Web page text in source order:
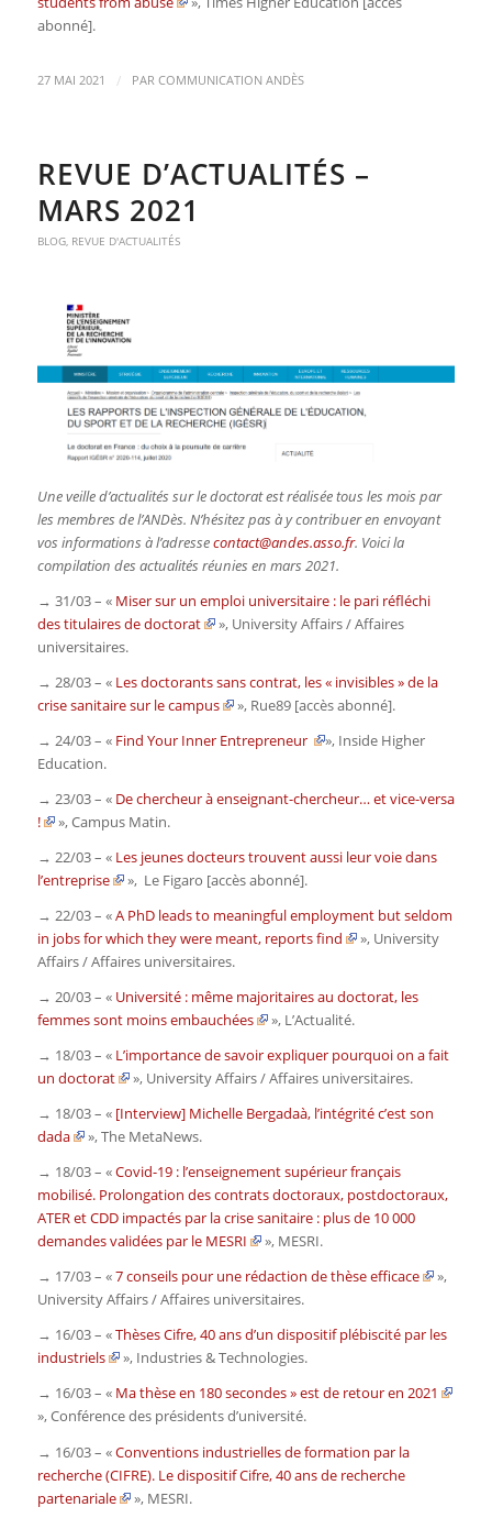
abonné].
27 MAI 2021 / PAR COMMUNICATION ANDÈS
REVUE D’ACTUALITÉS –
MARS 2021
BLOG, REVUE D'ACTUALITÉS
Une veille d’actualités sur le doctorat est réalisée tous les mois par
les membres de l’ANDès. N’hésitez pas à y contribuer en envoyant
vos informations à l’adressecontact@andes.asso.fr. Voici la
compilation des actualités réunies en mars 2021.
→ 31/03 – « Miser sur un emploi universitaire : le pari réfléchi
des titulaires de doctorat
», University Affairs / Affaires
universitaires.
→ 28/03 – « Les doctorants sans contrat, les « invisibles » de la
crise sanitaire sur le campus
», Rue89 [accès abonné].
→ 24/03 – « Find Your Inner Entrepreneur », Inside Higher
Education.
→ 23/03 – « De chercheur à enseignant-chercheur… et vice-versa
!
»,Campus Matin.
→ 22/03 – « Les jeunes docteurs trouvent aussi leur voie dans
l’entreprise
», Le Figaro [accès abonné].
→ 22/03 – «A PhD leads to meaningful employment but seldom
in jobs for which they were meant, reports find
», University
Affairs / Affaires universitaires.
→ 20/03 – « Université : même majoritaires au doctorat, les
femmes sont moins embauchées
», L’Actualité.
→ 18/03 – « L’importance de savoir expliquer pourquoi on a fait
un doctorat
», University Affairs / Affaires universitaires.
→ 18/03 – « [Interview] Michelle Bergadaà, l’intégrité c’est son
dada
»,The MetaNews.
→ 18/03 – «Covid-19 : l’enseignement supérieur français
mobilisé. Prolongation des contrats doctoraux, postdoctoraux,
ATER et CDD impactés par la crise sanitaire : plus de 10 000
demandes validées par le MESRI
», MESRI.
→ 17/03 – «7 conseils pour une rédaction de thèse efficace
»,
University Affairs / Affaires universitaires.
→ 16/03 – «Thèses Cifre, 40 ans d’un dispositif plébiscité par les
industriels
», Industries & Technologies.
→ 16/03 – « Ma thèse en 180 secondes » est de retour en 2021
»,Conférence des présidents d’université.
→ 16/03 – «Conventions industrielles de formation par la
recherche (CIFRE). Le dispositif Cifre, 40 ans de recherche
partenariale
», MESRI.